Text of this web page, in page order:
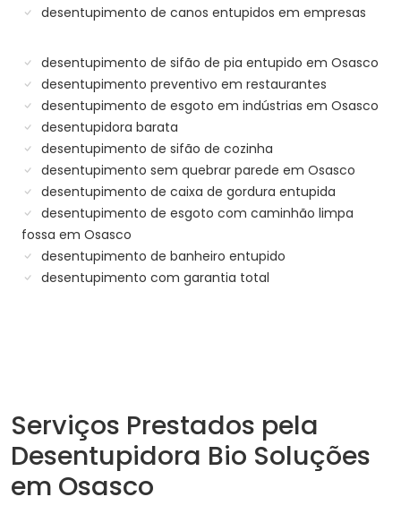
desentupimento de canos entupidos em empresas
desentupimento de sifão de pia entupido em Osasco
desentupimento preventivo em restaurantes
desentupimento de esgoto em indústrias em Osasco
desentupidora barata
desentupimento de sifão de cozinha
desentupimento sem quebrar parede em Osasco
desentupimento de caixa de gordura entupida
desentupimento de esgoto com caminhão limpa
fossa em Osasco
desentupimento de banheiro entupido
desentupimento com garantia total
Serviços Prestados pela
Desentupidora Bio Soluções
em Osasco